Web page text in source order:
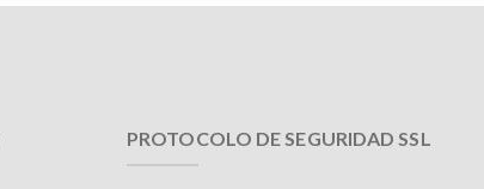
PROTOCOLO DE SEGURIDAD SSL